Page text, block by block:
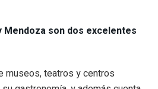
Mendoza son dos excelentes
museos, teatros y centros